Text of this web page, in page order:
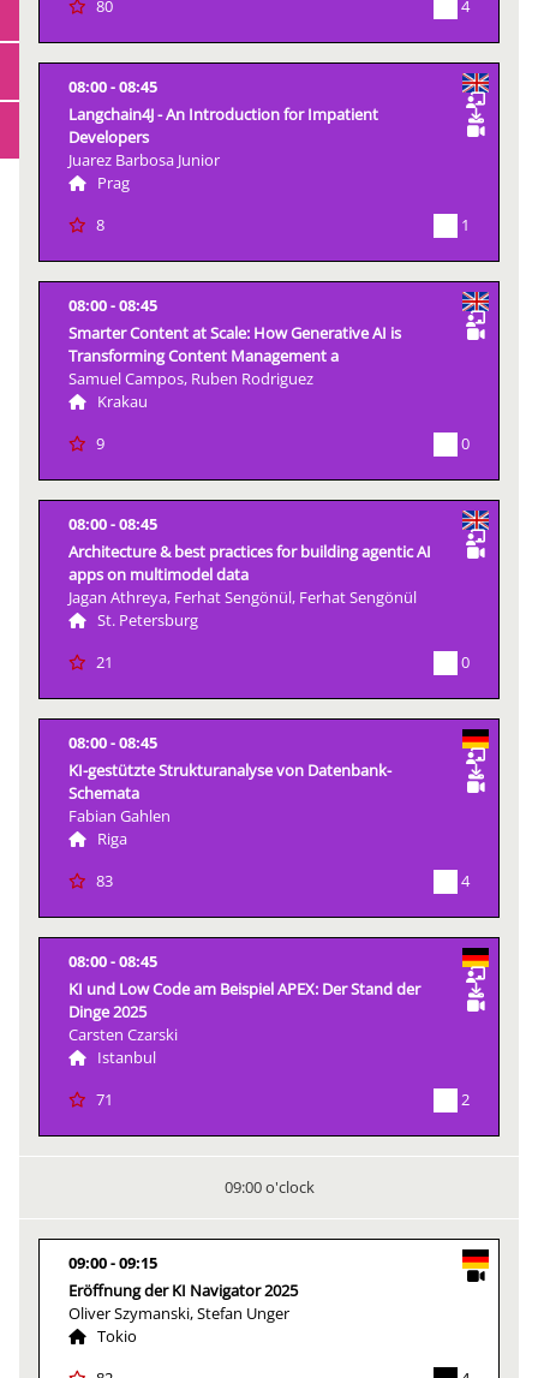
80
4
08:00 08:45
Langchain4J - An Introduction for Impatient
Developers
Juarez Barbosa Junior
Prag
8
1
08:00 08:45
Smarter Content at Scale: How Generative AI is
Transforming Content Management a
Samuel Campos, Ruben Rodriguez
Krakau
9
0
08:00 08:45
Architecture & best practices for building agentic AI
apps on multimodel data
Jagan Athreya, Ferhat Sengönül, Ferhat Sengönül
St. Petersburg
21
0
08:00 08:45
KI-gestützte Strukturanalyse von Datenbank-
Schemata
Fabian Gahlen
Riga
83
4
08:00 08:45
KI und Low Code am Beispiel APEX: Der Stand der
Dinge 2025
Carsten Czarski
Istanbul
71
2
09:00 o'clock
09:00 09:15
Eröffnung der KI Navigator 2025
Oliver Szymanski, Stefan Unger
Tokio